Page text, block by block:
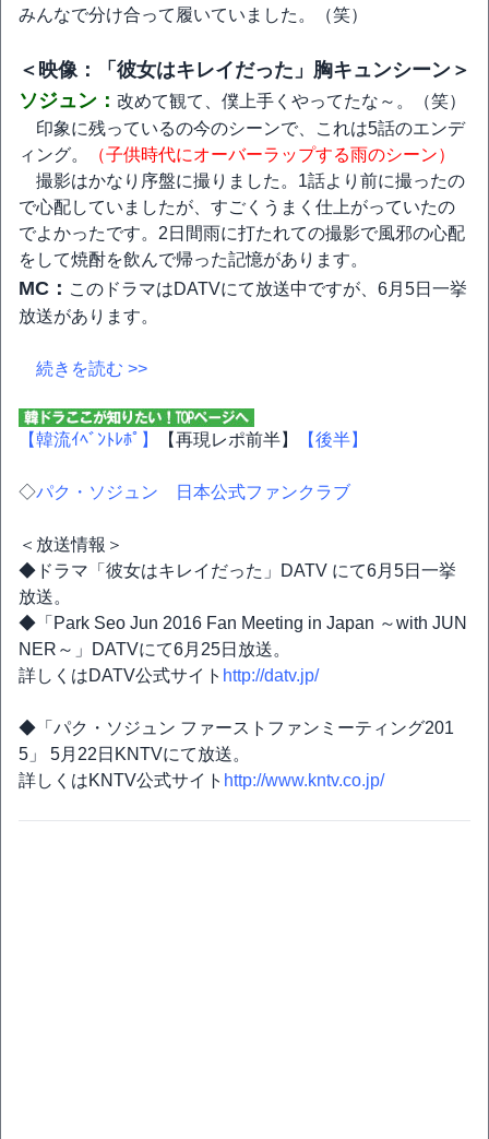
みんなで分け合って履いていました。（笑）
＜映像：「彼女はキレイだった」胸キュンシーン＞
ソジュン： 改めて観て、僕上手くやってたな～。（笑）
印象に残っているの今のシーンで、これは5話のエンデ
ィング。
（子供時代にオーバーラップする雨のシーン）
撮影はかなり序盤に撮りました。1話より前に撮ったの
で心配していましたが、すごくうまく仕上がっていたの
でよかったです。2日間雨に打たれての撮影で風邪の心配
をして焼酎を飲んで帰った記憶があります。
MC： このドラマはDATVにて放送中ですが、6月5日一挙
放送があります。
続きを読む >>
【韓流ｲﾍﾞﾝﾄﾚﾎﾟ】 【再現レポ前半】 【後半】
◇パク・ソジュン 日本公式ファンクラブ
＜放送情報＞
◆ドラマ「彼女はキレイだった」DATV にて6月5日一挙
放送。
◆「Park Seo Jun 2016 Fan Meeting in Japan ～with JUN
NER～」DATVにて6月25日放送。
詳しくはDATV公式サイト http://datv.jp/
◆「パク・ソジュン ファーストファンミーティング201
5」 5月22日KNTVにて放送。
詳しくはKNTV公式サイト http://www.kntv.co.jp/